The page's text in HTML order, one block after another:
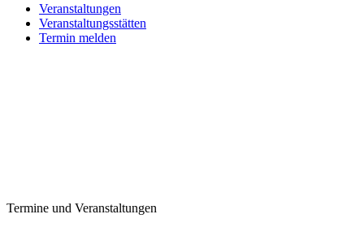
Veranstaltungen
Veranstaltungsstätten
Termin melden
Termine und Veranstaltungen